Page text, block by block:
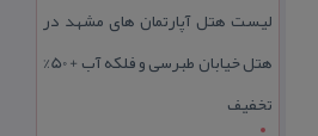
لیست هتل آپارتمان های مشهد در
هتل خیابان طبرسی و فلکه آب + 50%
تخفیف